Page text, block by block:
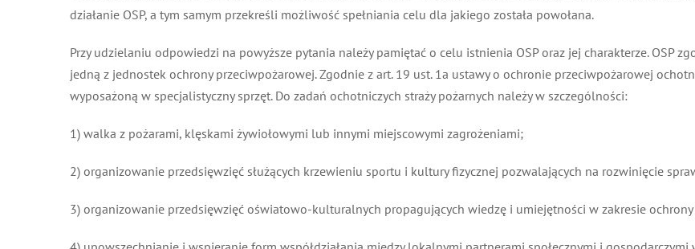
działanie OSP, a tym samym przekreśli możliwość spełniania celu dla jakiego została powołana.
Przy udzielaniu odpowiedzi na powyższe pytania należy pamiętać o celu istnienia OSP oraz jej charakterze. OSP
jedną z jednostek ochrony przeciwpożarowej. Zgodnie z art. 19 ust. 1a ustawy o ochronie przeciwpożarowej
wyposażoną w specjalistyczny sprzęt. Do zadań ochotniczych straży pożarnych należy w szczególności:
1) walka z pożarami, klęskami żywiołowymi lub innymi miejscowymi zagrożeniami;
2) organizowanie przedsięwzięć służących krzewieniu sportu i kultury fizycznej pozwalających na rozwinięcie
3) organizowanie przedsięwzięć oświatowo-kulturalnych propagujących wiedzę i umiejętności w zakresie ochrony